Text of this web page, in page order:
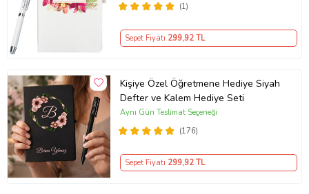
(1)
Sepet Fiyatı 299,92 TL
Kişiye Özel Öğretmene Hediye Siyah
Defter ve Kalem Hediye Seti
(176)
Aynı Gün Teslimat Seçeneği
Sepet Fiyatı 299,92 TL